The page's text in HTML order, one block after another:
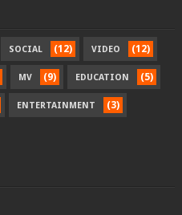
SOCIAL (12) VIDEO (12)
MV (9) EDUCATION (5)
ENTERTAINMENT (3)